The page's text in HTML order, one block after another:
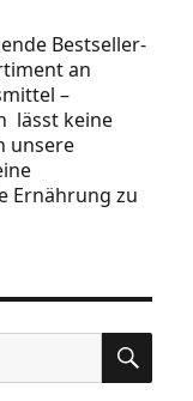
Bestseller-
an
–
lässt keine
unsere
Ernährung zu